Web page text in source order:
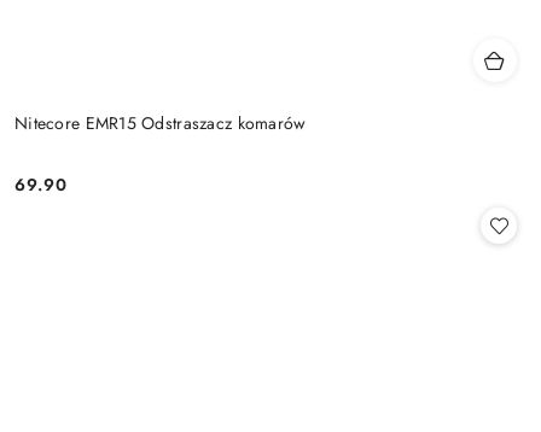
Nitecore EMR15 Odstraszacz komarów
Cena:
69.90